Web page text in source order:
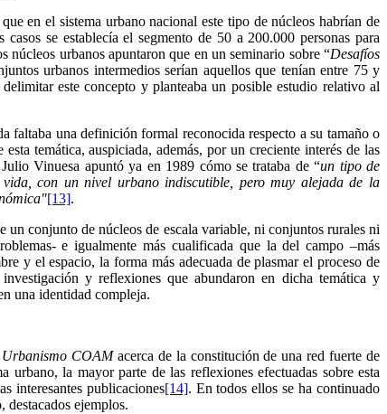
en el sistema urbano nacional este tipo de núcleos habrían de
se establecía el segmento de 50 a 200.000 personas para
urbanos apuntaron que en un seminario sobre “Desafíos
urbanos intermedios serían aquellos que tenían entre 75 y
este concepto y planteaba un posible estudio relativo al
faltaba una definición formal reconocida respecto a su tamaño o
temática, auspiciada, además, por un creciente interés de las
Vinuesa apuntó ya en 1989 cómo se trataba de “un tipo de
con un nivel urbano indiscutible, pero muy alejada de la
"[13].
un conjunto de núcleos de escala variable, ni conjuntos rurales ni
e igualmente más cualificada que la del campo –más
y el espacio, la forma más adecuada de plasmar el proceso de
y reflexiones que abundaron en dicha temática y
una identidad compleja.
Urbanismo COAMacerca de la constitución de una red fuerte de
la mayor parte de las reflexiones efectuadas sobre esta
interesantes publicaciones[14]. En todos ellos se ha continuado
destacados ejemplos.